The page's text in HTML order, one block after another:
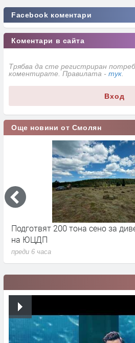
Facebook коментари
Коментари в сайта
Трябва да сте регистриран
коментирате. Правилата - тук
Вход
Още новини от Смолян
Подготвят 200 тона сено за
на ЮЦДП
преди 6 часа